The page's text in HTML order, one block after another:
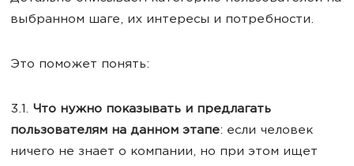
выбранном шаге, их интересы и потребности.
Это поможет понять:
3.1. Что нужно показывать и предлагать
пользователям на данном этапе: если человек
ничего не знает о компании, но при этом ищет